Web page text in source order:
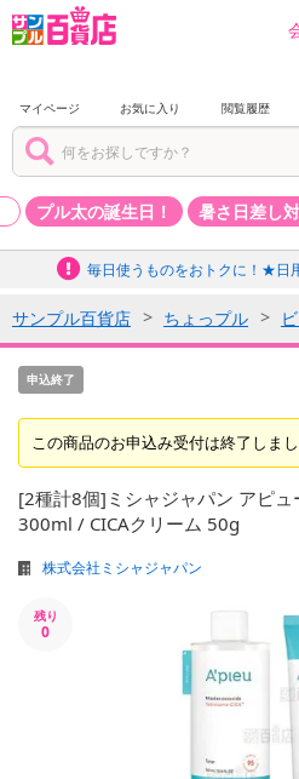
マイページ お気に入り 閲覧履歴
プル太の誕生日！ 暑さ日差し
毎日使うものをおトクに！★日
サンプル百貨店 ちょっプル
申込終了
この商品のお申込み受付は終了しまし
[2種計8個]ミシャジャパン アピュ
300ml / CICAクリーム 50g
株式会社ミシャジャパン
残り
0